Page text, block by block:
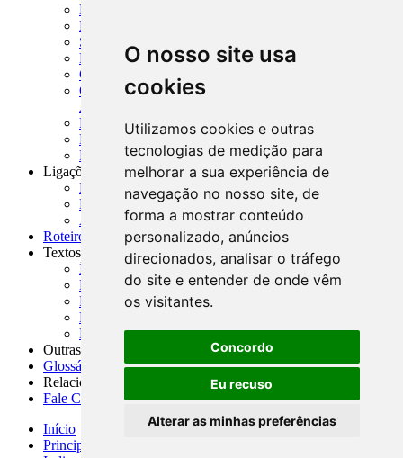
O nosso site usa
cookies
Utilizamos cookies e outras
tecnologias de medição para
melhorar a sua experiência de
navegação no nosso site, de
forma a mostrar conteúdo
personalizado, anúncios
direcionados, analisar o tráfego
do site e entender de onde vêm
os visitantes.
Concordo
Eu recuso
Alterar as minhas preferências
MTVM - Manual de Títulos e Valores Mobiliários
MCR - Manual de Crédito Rural
SISORF - Manual de Organização do SFN
MASUP - Manual de Supervisão Bancária
CADOC - Catálogo de Documentos
CNAE-CONCLA - Classificação Nacional de
Atividades Econômicas
PMF - Cartilhas do BCB
Manuais Auxiliares do BCB e Cosif-e
Resenhas Diárias Governamentais
Ligações Externas
Links Úteis
Presidência da República
Agências Nacionais Reguladoras
Roteiros para Estudos
Textos
Índice de Textos
Editorial
Monografias
Na Imprensa
Fórum de Discussão
Outras ferramentas
Glossário
Relacionamento
Fale Conosco
Início
Principais notícias